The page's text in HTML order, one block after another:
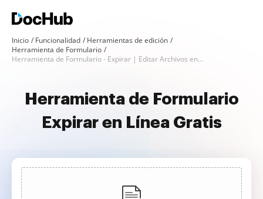
Inicio Funcionalidad
Herramientas de edición
Herramienta de Formulario
Herramienta de Formulario - Expirar | Editar Archivos en Línea
Herramienta de Formulario
Expirar en Línea Gratis